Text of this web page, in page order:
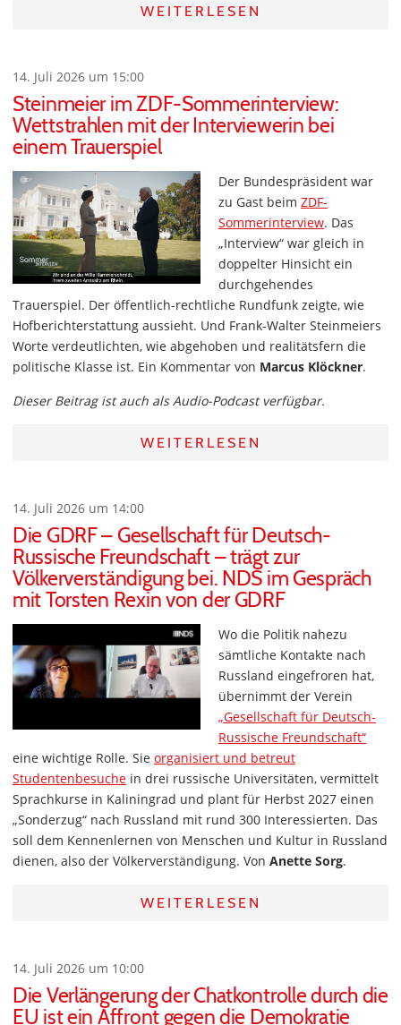
WEITERLESEN
14. Juli 2026 um 15:00
Steinmeier im ZDF-Sommerinterview:
Wettstrahlen mit der Interviewerin bei
einem Trauerspiel
Der Bundespräsident war
zu Gast beim ZDF-
Sommerinterview. Das
„Interview“ war gleich in
doppelter Hinsicht ein
durchgehendes
Trauerspiel. Der öffentlich-rechtliche Rundfunk zeigte, wie
Hofberichterstattung aussieht. Und Frank-Walter Steinmeiers
Worte verdeutlichten, wie abgehoben und realitätsfern die
politische Klasse ist. Ein Kommentar von Marcus Klöckner.
Dieser Beitrag ist auch als Audio-Podcast verfügbar.
WEITERLESEN
14. Juli 2026 um 14:00
Die GDRF – Gesellschaft für Deutsch-
Russische Freundschaft – trägt zur
Völkerverständigung bei. NDS im Gespräch
mit Torsten Rexin von der GDRF
Wo die Politik nahezu
sämtliche Kontakte nach
Russland eingefroren hat,
übernimmt der Verein
„Gesellschaft für Deutsch-
Russische Freundschaft“
eine wichtige Rolle. Sie organisiert und betreut
Studentenbesuche in drei russische Universitäten, vermittelt
Sprachkurse in Kaliningrad und plant für Herbst 2027 einen
„Sonderzug“ nach Russland mit rund 300 Interessierten. Das
soll dem Kennenlernen von Menschen und Kultur in Russland
dienen, also der Völkerverständigung. Von Anette Sorg.
WEITERLESEN
14. Juli 2026 um 10:00
Die Verlängerung der Chatkontrolle durch die
EU ist ein Affront gegen die Demokratie